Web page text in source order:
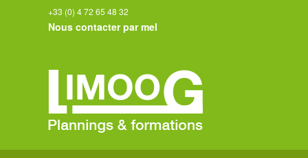
- Informations techniques
- Vue d'ensemble
- Implémentation du projet
+33 (0) 4 72 65 48 32
Nous contacter par mel